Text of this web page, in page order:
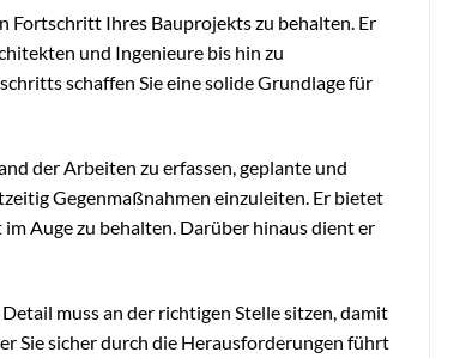
Fortschritt Ihres Bauprojekts zu behalten. Er
und Ingenieure bis hin zu
schaffen Sie eine solide Grundlage für
der Arbeiten zu erfassen, geplante und
Gegenmaßnahmen einzuleiten. Er bietet
Auge zu behalten. Darüber hinaus dient er
muss an der richtigen Stelle sitzen, damit
Sie sicher durch die Herausforderungen führt